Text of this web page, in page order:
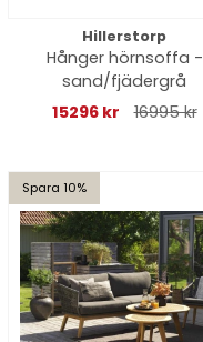
Hillerstorp
Hånger hörnsoffa -
sand/fjädergrå
15296 kr
16995 kr
Spara 10%